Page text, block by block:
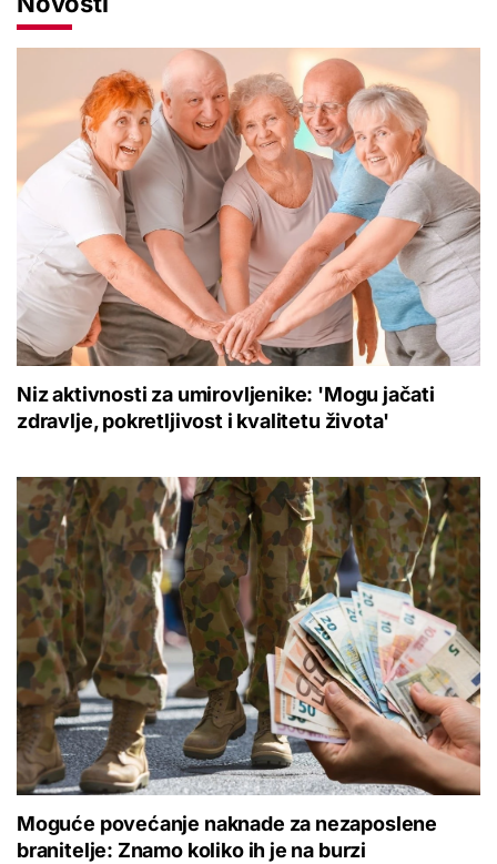
Niz aktivnosti za umirovljenike: 'Mogu jačati
zdravlje, pokretljivost i kvalitetu života'
Moguće povećanje naknade za nezaposlene
branitelje: Znamo koliko ih je na burzi